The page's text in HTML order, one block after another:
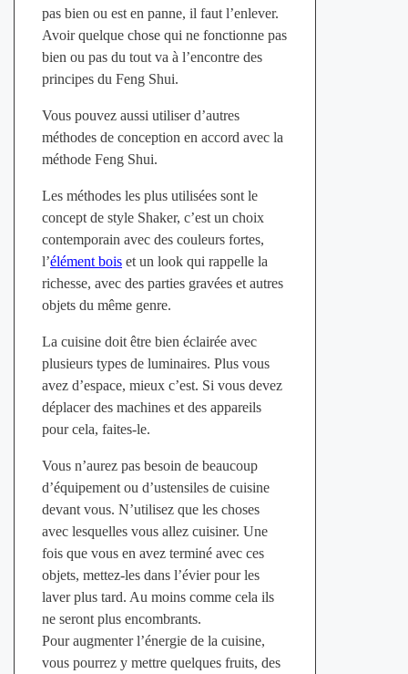
pas bien ou est en panne, il faut l’enlever.
Avoir quelque chose qui ne fonctionne pas
bien ou pas du tout va à l’encontre des
principes du Feng Shui.
Vous pouvez aussi utiliser d’autres
méthodes de conception en accord avec la
méthode Feng Shui.
Les méthodes les plus utilisées sont le
concept de style Shaker, c’est un choix
contemporain avec des couleurs fortes,
l’élément boiset un look qui rappelle la
richesse, avec des parties gravées et autres
objets du même genre.
La cuisine doit être bien éclairée avec
plusieurs types de luminaires. Plus vous
avez d’espace, mieux c’est. Si vous devez
déplacer des machines et des appareils
pour cela, faites-le.
Vous n’aurez pas besoin de beaucoup
d’équipement ou d’ustensiles de cuisine
devant vous. N’utilisez que les choses
avec lesquelles vous allez cuisiner. Une
fois que vous en avez terminé avec ces
objets, mettez-les dans l’évier pour les
laver plus tard. Au moins comme cela ils
ne seront plus encombrants.
Pour augmenter l’énergie de la cuisine,
vous pourrez y mettre quelques fruits, des